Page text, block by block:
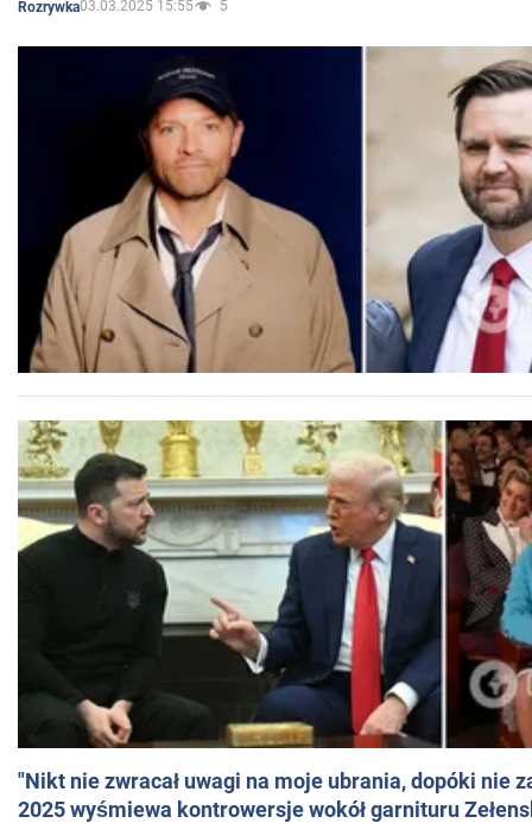
Rozrywka03.03.2025 15:55 5
"Nikt nie zwracał uwagi na moje ubrania, dopóki nie
2025 wyśmiewa kontrowersje wokół garnituru